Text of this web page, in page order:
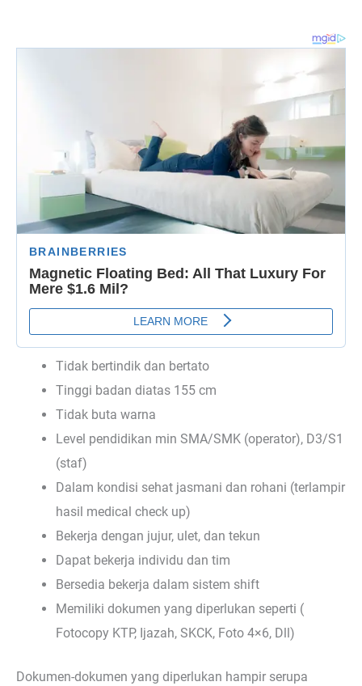
Tidak bertindik dan bertato
Tinggi badan diatas 155 cm
Tidak buta warna
Level pendidikan min SMA/SMK (operator), D3/S1
(staf)
Dalam kondisi sehat jasmani dan rohani (terlampir
hasil medical check up)
Bekerja dengan jujur, ulet, dan tekun
Dapat bekerja individu dan tim
Bersedia bekerja dalam sistem shift
Memiliki dokumen yang diperlukan seperti (
Fotocopy KTP, Ijazah, SKCK, Foto 4×6, Dll)
Dokumen-dokumen yang diperlukan hampir serupa